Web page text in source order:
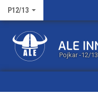
P12/13
Pojkar -12/13